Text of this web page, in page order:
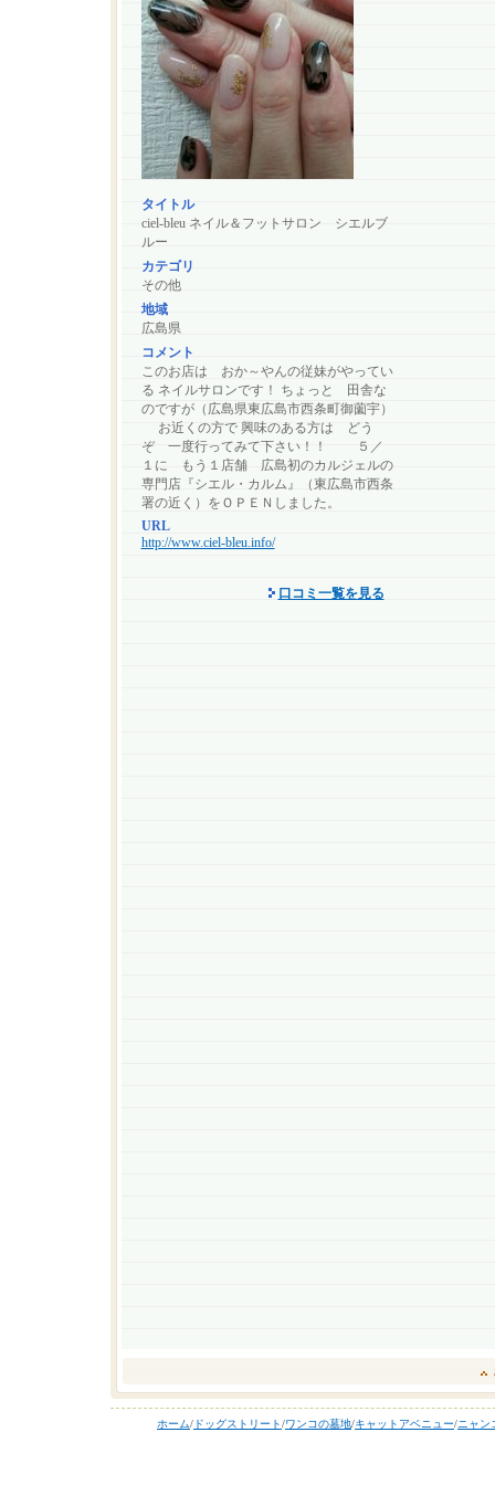
タイトル
ciel-bleu ネイル＆フットサロン シエルブ
ルー
カテゴリ
その他
地域
広島県
コメント
このお店は おか～やんの従妹がやってい
る ネイルサロンです！ ちょっと 田舎な
のですが（広島県東広島市西条町御薗宇）
お近くの方で 興味のある方は どう
ぞ 一度行ってみて下さい！！ ５／
１に もう１店舗 広島初のカルジェルの
専門店『シエル・カルム』（東広島市西条
署の近く）をＯＰＥＮしました。
URL
http://www.ciel-bleu.info/
口コミ一覧を見る
ホーム/ ドッグストリート/ワンコの墓地/キャットアベニュー/ニャン